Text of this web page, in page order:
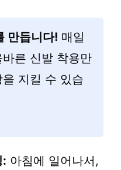
만듭니다! 매일
른 신발 착용만
지킬 수 있습
: 아침에 일어나서,